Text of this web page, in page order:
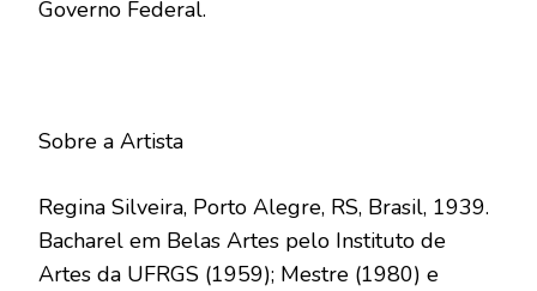
Governo Federal.
Sobre a Artista
Regina Silveira, Porto Alegre, RS, Brasil, 1939.
Bacharel em Belas Artes pelo Instituto de
Artes da UFRGS (1959); Mestre (1980) e